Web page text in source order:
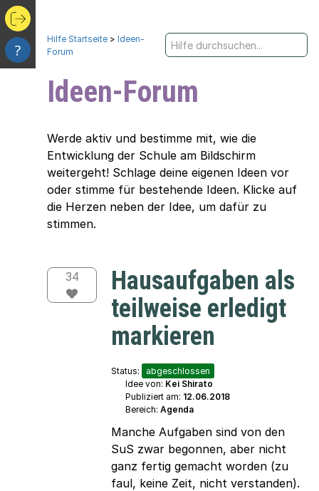
?
Hilfe Startseite > Ideen-
Forum
Ideen-Forum
Werde aktiv und bestimme mit, wie die
Entwicklung der Schule am Bildschirm
weitergeht! Schlage deine eigenen Ideen vor
oder stimme für bestehende Ideen. Klicke auf
die Herzen neben der Idee, um dafür zu
stimmen.
34
Hausaufgaben als
teilweise erledigt
markieren
Status:
abgeschlossen
Idee von: Kei Shirato
Publiziert am: 12.06.2018
Bereich: Agenda
Manche Aufgaben sind von den
SuS zwar begonnen, aber nicht
ganz fertig gemacht worden (zu
faul, keine Zeit, nicht verstanden).